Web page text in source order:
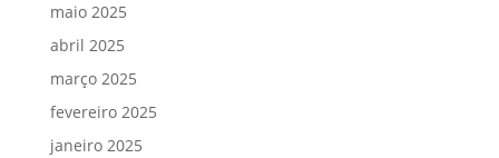
maio 2025
abril 2025
março 2025
fevereiro 2025
janeiro 2025